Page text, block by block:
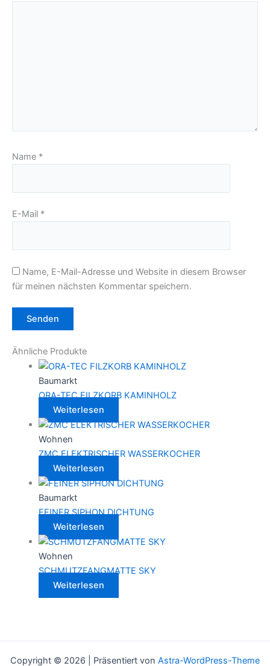
Name *
E-Mail *
Name, E-Mail-Adresse und Website in diesem Browser
für meinen nächsten Kommentar speichern.
Ähnliche Produkte
Baumarkt
ORA-TEC FILZKORB KAMINHOLZ
Weiterlesen
Wohnen
ZMC ELEKTRISCHER WASSERKOCHER
Weiterlesen
Baumarkt
FEINER SIPHON DICHTUNG
Weiterlesen
Wohnen
SCHMUTZFANGMATTE SKY
Weiterlesen
Copyright © 2026 | Präsentiert von Astra-WordPress-Theme